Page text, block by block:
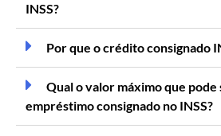
INSS?
Por que o crédito consignado
Qual o valor máximo que
empréstimo consignado no INSS?